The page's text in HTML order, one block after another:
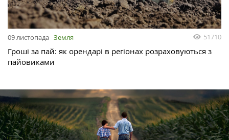
09 листопада Земля 51710
Гроші за пай: як орендарі в регіонах розраховуються з
пайовиками